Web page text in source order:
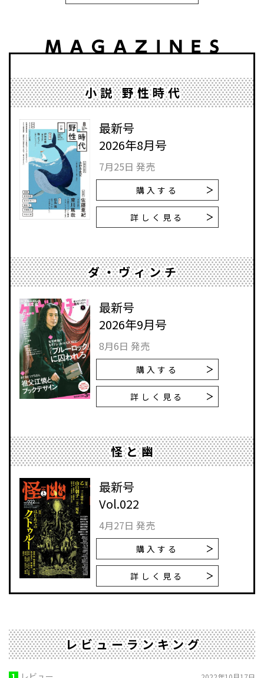
小説 野性時代
最新号
2026年8月号
7月25日 発売
購入する
詳しく見る
ダ・ヴィンチ
最新号
2026年9月号
8月6日 発売
購入する
詳しく見る
怪と幽
最新号
Vol.022
4月27日 発売
購入する
詳しく見る
レビューランキング